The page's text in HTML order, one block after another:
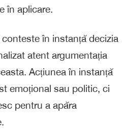
în aplicare.
în instanță decizia
atent argumentația
Acțiunea în instanță
emoțional sau politic, ci
pentru a apăra